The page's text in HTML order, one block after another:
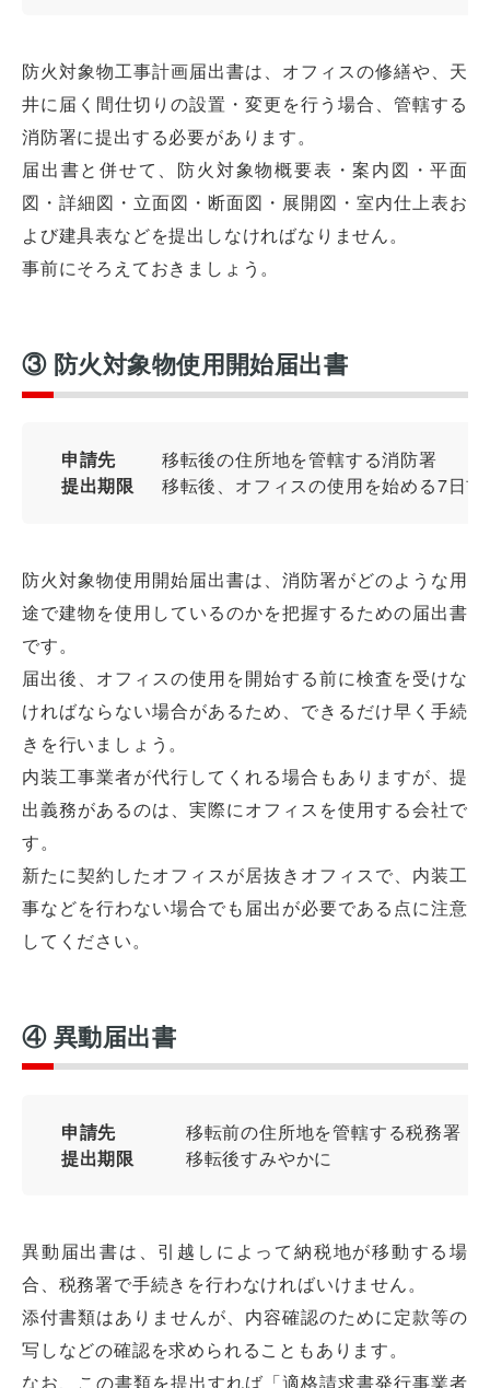
防火対象物工事計画届出書は、オフィスの修繕や、天
井に届く間仕切りの設置・変更を行う場合、管轄する
消防署に提出する必要があります。
届出書と併せて、防火対象物概要表・案内図・平面
図・詳細図・立面図・断面図・展開図・室内仕上表お
よび建具表などを提出しなければなりません。
事前にそろえておきましょう。
③ 防火対象物使用開始届出書
申請先
移転後の住所地を管轄する消防署
提出期限
移転後、オフィスの使用を始める7日前
防火対象物使用開始届出書は、消防署がどのような用
途で建物を使用しているのかを把握するための届出書
です。
届出後、オフィスの使用を開始する前に検査を受けな
ければならない場合があるため、できるだけ早く手続
きを行いましょう。
内装工事業者が代行してくれる場合もありますが、提
出義務があるのは、実際にオフィスを使用する会社で
す。
新たに契約したオフィスが居抜きオフィスで、内装工
事などを行わない場合でも届出が必要である点に注意
してください。
④ 異動届出書
申請先
移転前の住所地を管轄する税務署
提出期限
移転後すみやかに
異動届出書は、引越しによって納税地が移動する場
合、税務署で手続きを行わなければいけません。
添付書類はありませんが、内容確認のために定款等の
写しなどの確認を求められることもあります。
なお、この書類を提出すれば「適格請求書発行事業者